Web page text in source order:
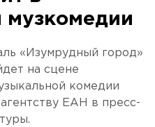
музкомедии
«Изумрудный город»
на сцене
комедии
ЕАН в пресс-